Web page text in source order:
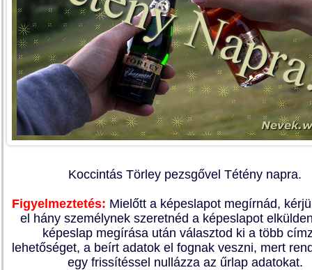
Koccintás Törley pezsgővel Tétény napra.
Figyelmeztetés: Mielőtt a képeslapot megírnád,
el hány személynek szeretnéd a képeslapot
képeslap megírása után választod ki a több
lehetőséget, a beírt adatok el fognak veszni, mert
egy frissítéssel nullázza az űrlap adatokat.